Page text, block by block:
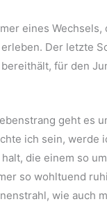
eines
Der letzte
für den
geht es
ich sein, werde
die einem so
so wohltuend
wie auch